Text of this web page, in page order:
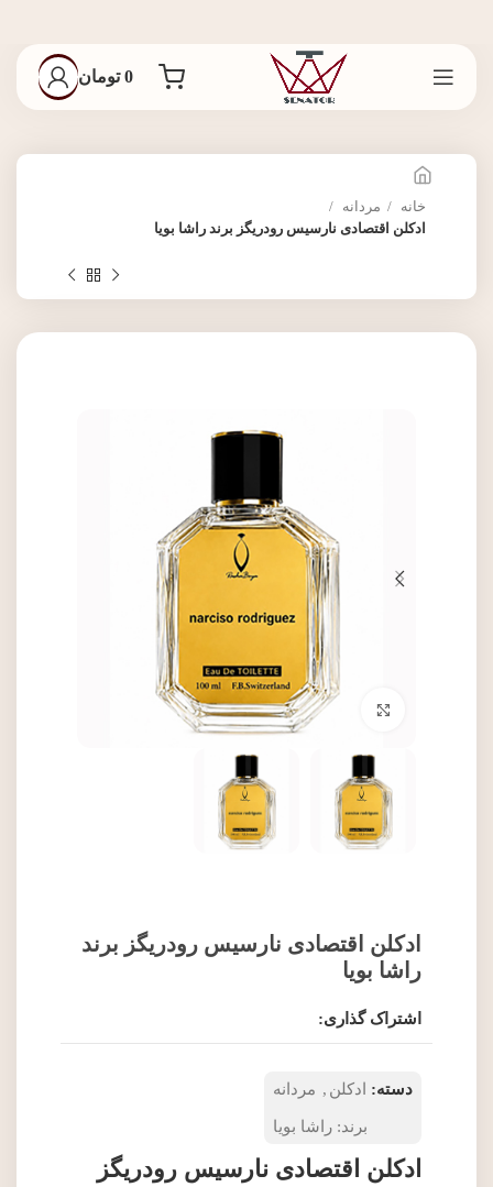
0 تومان
خانه
مردانه
ادکلن اقتصادی نارسیس رودریگز برند راشا بویا
برای بزرگنمایی کلیک کنید
ادکلن اقتصادی نارسیس رودریگز برند
راشا بویا
اشتراک گذاری:
دسته: ادکلن , مردانه
برند: راشا بویا
ادکلن اقتصادی نارسیس رودریگز